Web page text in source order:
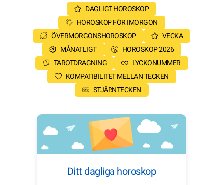
DAGLIGT HOROSKOP
HOROSKOP FÖR IMORGON
ÖVERMORGONSHOROSKOP
VECKA
MÅNATLIGT
HOROSKOP 2026
TAROTDRAGNING
LYCKONUMMER
KOMPATIBILITET MELLAN TECKEN
STJÄRNTECKEN
Ditt dagliga horoskop